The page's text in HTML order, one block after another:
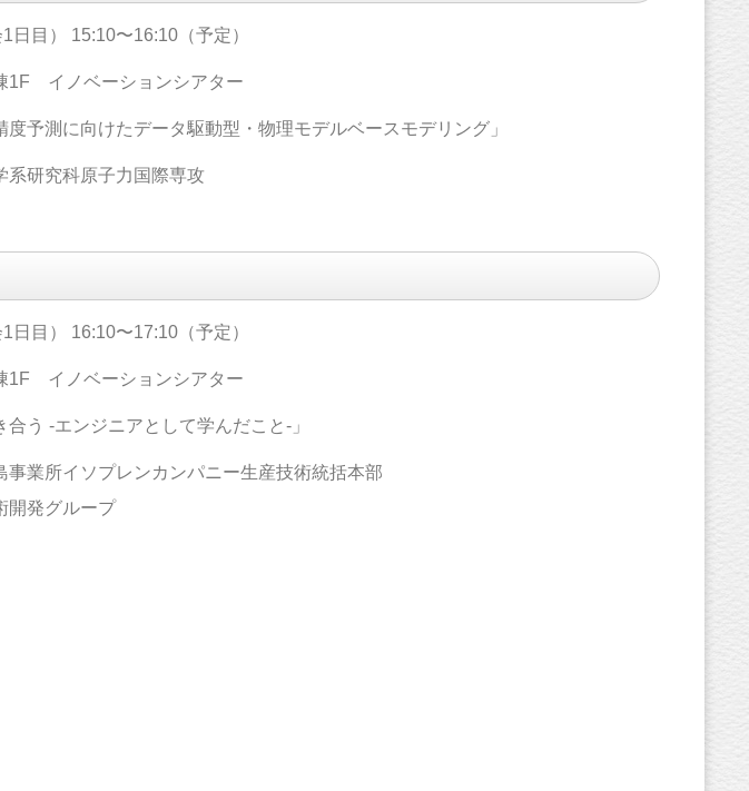
目） 15:10〜16:10（予定）
1F イノベーションシアター
予測に向けたデータ駆動型・物理モデルベースモデリング」
研究科原子力国際専攻
目） 16:10〜17:10（予定）
1F イノベーションシアター
う -エンジニアとして学んだこと-」
業所イソプレンカンパニー生産技術統括本部
グループ